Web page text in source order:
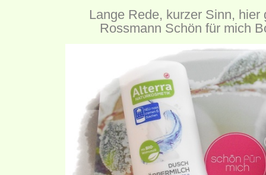
Lange Rede, kurzer Sinn, hier
Rossmann Schön für mich